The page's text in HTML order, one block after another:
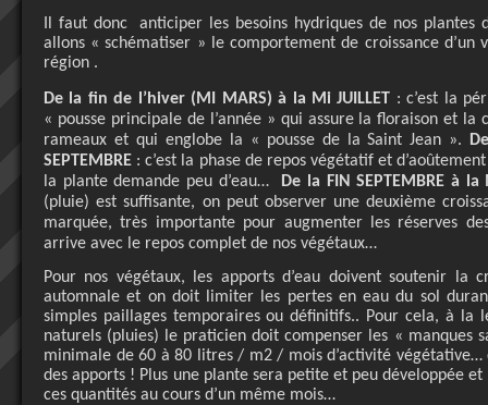
Il faut donc
anticiper les besoins hydriques de nos plantes
allons « schématiser » le comportement de croissance d’un
région .
De la fin de l’hiver (MI MARS) à la Mi JUILLET : c’est la
« pousse principale de l’année » qui assure la floraison et la
rameaux et qui englobe la « pousse de la Saint Jean ».
SEPTEMBRE : c’est la phase de repos végétatif et
la plante demande peu d’eau…
De la FIN SEPTEMBRE à la
(pluie) est suffisante, on peut observer une deuxième
marquée, très importante pour augmenter les réserves
arrive avec le repos complet de nos végétaux…
Pour nos végétaux, les apports d’eau doivent soutenir la
automnale et on doit limiter les pertes en eau du sol
simples paillages temporaires ou définitifs.. Pour cela, à la
naturels (pluies) le praticien doit compenser les « manques
minimale de 60 à 80 litres / m2 / mois d’activité végétative…
des apports ! Plus une plante sera petite et peu développée
ces quantités au cours d’un même mois…